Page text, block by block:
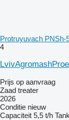
Protruyuvach PNSh-
4
Prijs op aanvraag
Zaad treater
2026
Conditie nieuw
Capaciteit 5,5 t/h